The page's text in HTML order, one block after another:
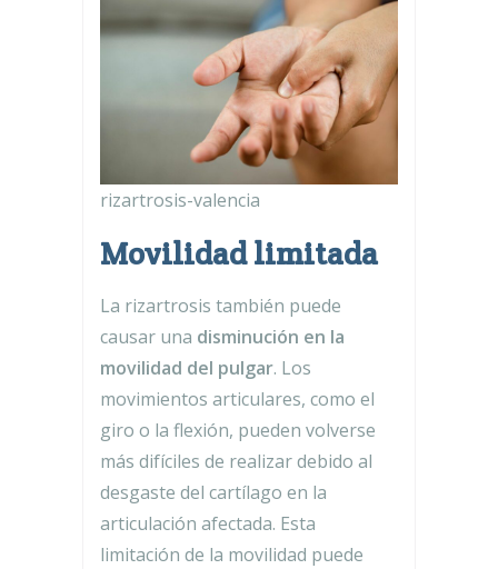
rizartrosis-valencia
Movilidad limitada
La rizartrosis también puede
causar una disminución en la
movilidad del pulgar. Los
movimientos articulares, como el
giro o la flexión, pueden volverse
más difíciles de realizar debido al
desgaste del cartílago en la
articulación afectada. Esta
limitación de la movilidad puede